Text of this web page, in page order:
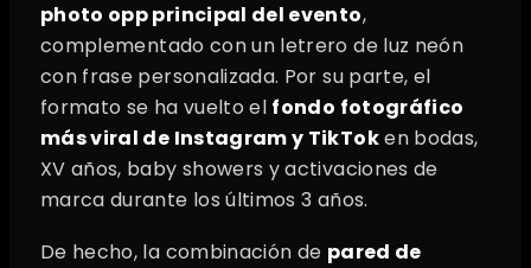
photo opp principal del evento,
complementado con un letrero de luz neón
con frase personalizada. Por su parte, el
formato se ha vuelto el fondo fotográfico
más viral de Instagram y TikToken bodas,
XV años, baby showers y activaciones de
marca durante los últimos 3 años.
De hecho, la combinación de pared de